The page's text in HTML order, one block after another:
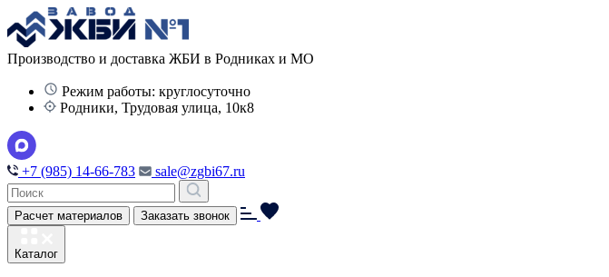
Производство и доставка ЖБИ в Родниках и МО
Режим работы: круглосуточно
Родники, Трудовая улица, 10к8
+7 (985) 14-66-783 sale@zgbi67.ru
Расчет материалов Заказать звонок
Каталог